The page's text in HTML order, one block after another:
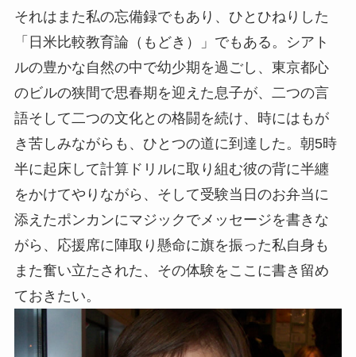
それはまた私の忘備録でもあり、ひとひねりした
「日米比較教育論（もどき）」でもある。シアト
ルの豊かな自然の中で幼少期を過ごし、東京都心
のビルの狭間で思春期を迎えた息子が、二つの言
語そして二つの文化との格闘を続け、時にはもが
き苦しみながらも、ひとつの道に到達した。朝5時
半に起床して計算ドリルに取り組む彼の背に半纏
をかけてやりながら、そして受験当日のお弁当に
添えたポンカンにマジックでメッセージを書きな
がら、応援席に陣取り懸命に旗を振った私自身も
また奮い立たされた、その体験をここに書き留め
ておきたい。